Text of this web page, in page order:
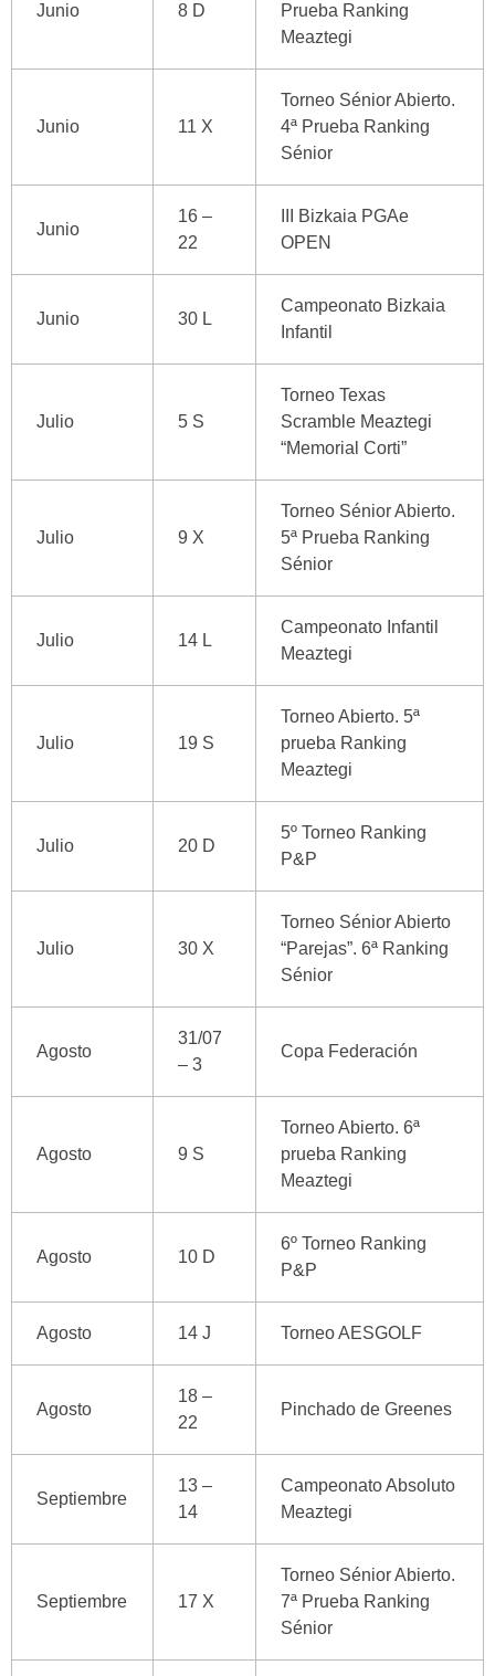
Junio 8 D
Prueba Ranking
Meaztegi
Junio 11 X
Torneo Sénior Abierto.
4ª Prueba Ranking
Sénior
Junio
16 –
22
III Bizkaia PGAe
OPEN
Junio 30 L
Campeonato Bizkaia
Infantil
Julio 5 S
Torneo Texas
Scramble Meaztegi
“Memorial Corti”
Julio 9 X
Torneo Sénior Abierto.
5ª Prueba Ranking
Sénior
Julio 14 L
Campeonato Infantil
Meaztegi
Julio 19 S
Torneo Abierto. 5ª
prueba Ranking
Meaztegi
Julio 20 D
5º Torneo Ranking
P&P
Julio 30 X
Torneo Sénior Abierto
“Parejas”. 6ª Ranking
Sénior
Agosto
31/07
– 3
Copa Federación
Agosto 9 S
Torneo Abierto. 6ª
prueba Ranking
Meaztegi
Agosto 10 D
6º Torneo Ranking
P&P
Agosto 14 J Torneo AESGOLF
Agosto
18 –
22
Pinchado de Greenes
Septiembre
13 –
14
Campeonato Absoluto
Meaztegi
Septiembre 17 X
Torneo Sénior Abierto.
7ª Prueba Ranking
Sénior